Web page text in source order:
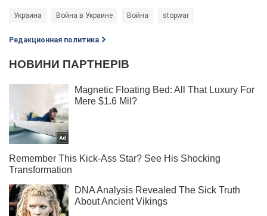
Украина Война в Украине Война stopwar
Редакционная политика